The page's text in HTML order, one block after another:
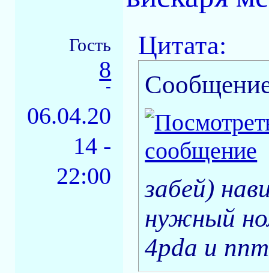
Гость
8
-
06.04.20
14 -
22:00
Цитата:
забей)
нужный
4pda и